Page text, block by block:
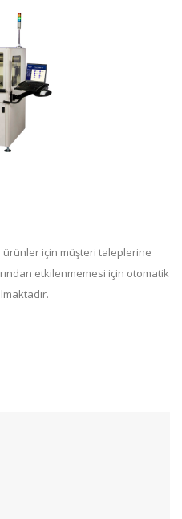
için müşteri taleplerine
etkilenmemesi için otomatik